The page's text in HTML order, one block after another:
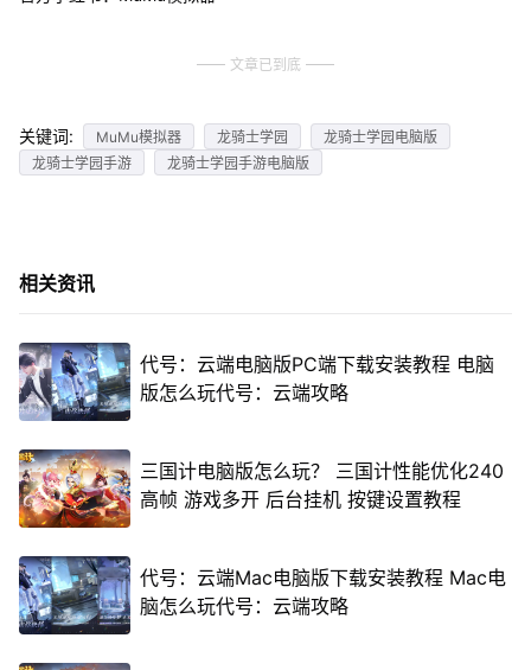
文章已到底
关键词: MuMu模拟器 龙骑士学园
龙骑士学园电脑版
龙骑士学园手游
龙骑士学园手游电脑版
相关资讯
代号：云端电脑版PC端下载安装教程 电脑
版怎么玩代号：云端攻略
三国计电脑版怎么玩？ 三国计性能优化240
高帧 游戏多开 后台挂机 按键设置教程
代号：云端Mac电脑版下载安装教程 Mac电
脑怎么玩代号：云端攻略